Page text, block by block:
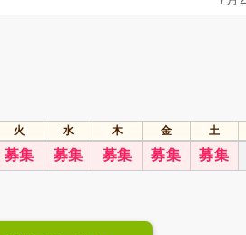
火 水 木 金
土
募集 募集 募集 募集 募集